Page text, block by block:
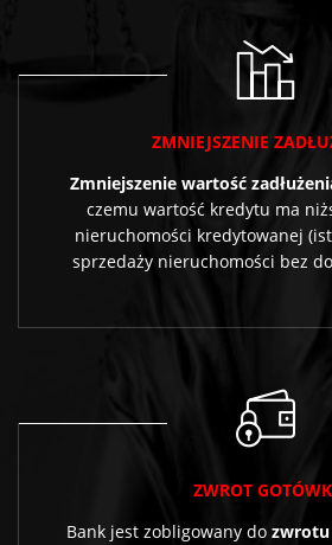
ZMNIEJSZENIE
Zmniejszenie wartość
czemu wartość kredytu ma
nieruchomości kredytowanej
sprzedaży nieruchomości bez
ZWROT
Bank jest zobligowany do